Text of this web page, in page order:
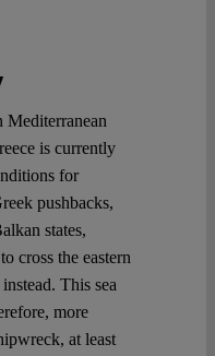
Mediterranean
is currently
for
pushbacks,
states,
cross the eastern
This sea
more
at least